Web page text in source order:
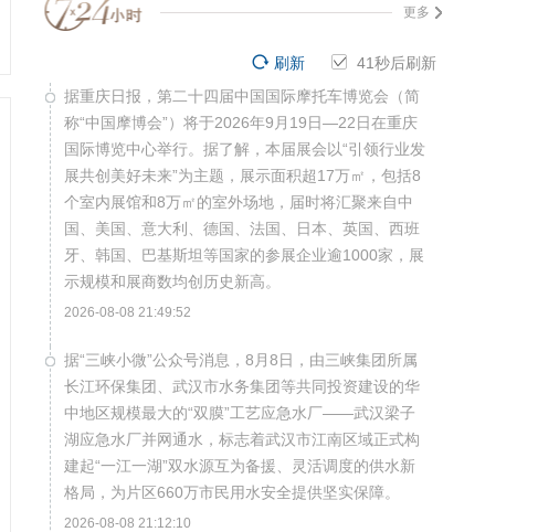
更多
41秒后刷新
刷新
据重庆日报，第二十四届中国国际摩托车博览会（简
称“中国摩博会”）将于2026年9月19日—22日在重庆
国际博览中心举行。据了解，本届展会以“引领行业发
展共创美好未来”为主题，展示面积超17万㎡，包括8
个室内展馆和8万㎡的室外场地，届时将汇聚来自中
国、美国、意大利、德国、法国、日本、英国、西班
牙、韩国、巴基斯坦等国家的参展企业逾1000家，展
示规模和展商数均创历史新高。
2026-08-08 21:49:52
据“三峡小微”公众号消息，8月8日，由三峡集团所属
长江环保集团、武汉市水务集团等共同投资建设的华
中地区规模最大的“双膜”工艺应急水厂——武汉梁子
湖应急水厂并网通水，标志着武汉市江南区域正式构
建起“一江一湖”双水源互为备援、灵活调度的供水新
格局，为片区660万市民用水安全提供坚实保障。
2026-08-08 21:12:10